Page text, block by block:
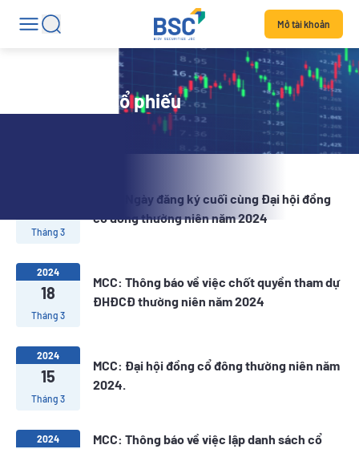
Mở tài khoản
Tin tức mã cổ phiếu
Tháng 3
MCC: Ngày đăng ký cuối cùng Đại hội đồng
cổ đông thường niên năm 2024
2024
18
Tháng 3
MCC: Thông báo về việc chốt quyền tham dự
ĐHĐCĐ thường niên năm 2024
2024
15
Tháng 3
MCC: Đại hội đồng cổ đông thường niên năm
2024.
2024
MCC: Thông báo về việc lập danh sách cổ